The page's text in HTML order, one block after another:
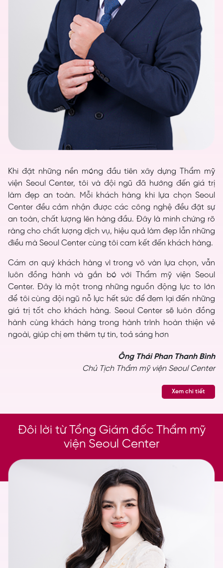
Khi đặt những nền móng đầu tiên xây dựng Thẩm mỹ
viện Seoul Center, tôi và đội ngũ đã hướng đến giá trị
làm đẹp an toàn. Mỗi khách hàng khi lựa chọn Seoul
Center đều cảm nhận được các công nghệ đều đặt sự
an toàn, chất lượng lên hàng đầu. Đây là minh chứng rõ
ràng cho chất lượng dịch vụ, hiệu quả làm đẹp lẫn những
điều mà Seoul Center cùng tôi cam kết đến khách hàng.
Cám ơn quý khách hàng vì trong vô vàn lựa chọn, vẫn
luôn đồng hành và gắn bó với Thẩm mỹ viện Seoul
Center. Đây là một trong những nguồn động lực to lớn
để tôi cùng đội ngũ nỗ lực hết sức để đem lại đến những
giá trị tốt cho khách hàng. Seoul Center sẽ luôn đồng
hành cùng khách hàng trong hành trình hoàn thiện vẻ
ngoài, giúp chị em thêm tự tin, toả sáng hơn
Ông Thái Phan Thanh Bình
Chủ Tịch Thẩm mỹ viện Seoul Center
Xem chi tiết
Đôi lời từ Tổng Giám đốc Thẩm mỹ
viện Seoul Center